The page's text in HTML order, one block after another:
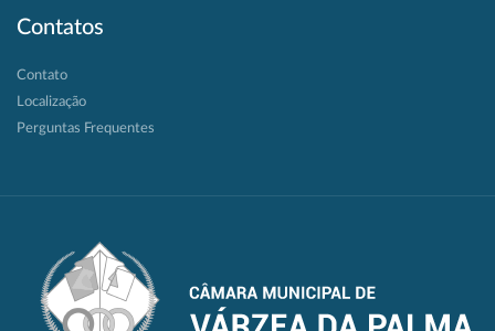
Contatos
Contato
Localização
Perguntas Frequentes